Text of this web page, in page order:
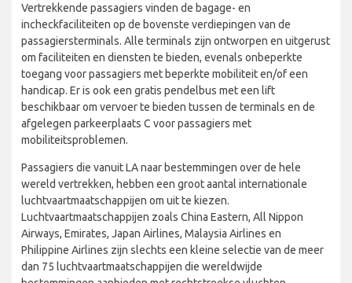
Vertrekkende passagiers vinden de bagage- en
incheckfaciliteiten op de bovenste verdiepingen van de
passagiersterminals. Alle terminals zijn ontworpen en uitgerust
om faciliteiten en diensten te bieden, evenals onbeperkte
toegang voor passagiers met beperkte mobiliteit en/of een
handicap. Er is ook een gratis pendelbus met een lift
beschikbaar om vervoer te bieden tussen de terminals en de
afgelegen parkeerplaats C voor passagiers met
mobiliteitsproblemen.
Passagiers die vanuit LA naar bestemmingen over de hele
wereld vertrekken, hebben een groot aantal internationale
luchtvaartmaatschappijen om uit te kiezen.
Luchtvaartmaatschappijen zoals China Eastern, All Nippon
Airways, Emirates, Japan Airlines, Malaysia Airlines en
Philippine Airlines zijn slechts een kleine selectie van de meer
dan 75 luchtvaartmaatschappijen die wereldwijde